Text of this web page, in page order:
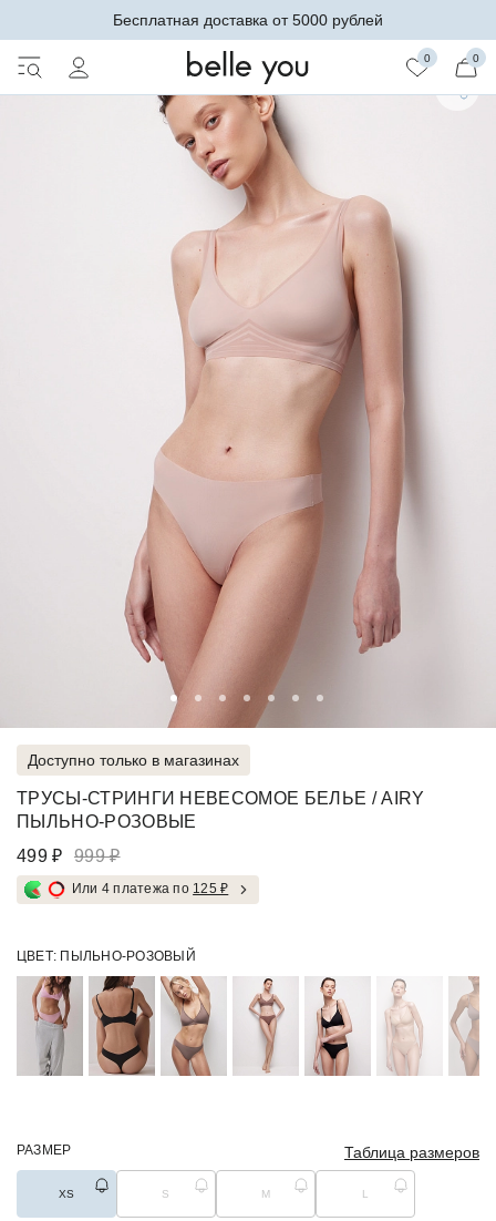
Бесплатная доставка от 5000 рублей
0 0
Доступно только в магазинах
ТРУСЫ-СТРИНГИ НЕВЕСОМОЕ БЕЛЬЕ / AIRY
ПЫЛЬНО-РОЗОВЫЕ
499 ₽
999 ₽
Или 4 платежа по 125 ₽
ЦВЕТ: ПЫЛЬНО-РОЗОВЫЙ
РАЗМЕР Таблица размеров
XS S M L